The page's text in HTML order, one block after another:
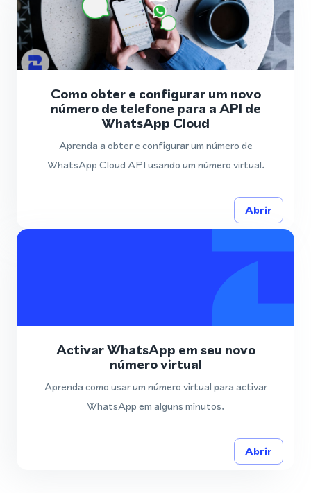
Como obter e configurar um novo
número de telefone para a API de
WhatsApp Cloud
Aprenda a obter e configurar um número de
WhatsApp Cloud API usando um número virtual.
Abrir
Activar WhatsApp em seu novo
número virtual
Aprenda como usar um número virtual para activar
WhatsApp em alguns minutos.
Abrir